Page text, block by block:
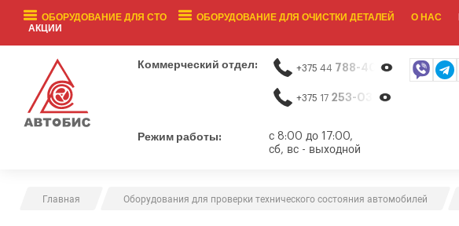
ОБОРУДОВАНИЕ ДЛЯ СТО ОБОРУДОВАНИЕ ДЛЯ ОЧИСТКИ ДЕТАЛЕЙ О НАС
АКЦИИ
Коммерческий отдел: +375 44 788-40-13
+375 17 253-03-26
Режим работы:
с 8:00 до 17:00,
сб, вс - выходной
Главная Оборудования для проверки технического состояния автомобилей